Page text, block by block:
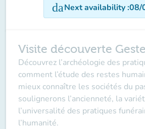
date_range
Next availability:08/
Visite découverte
Découvrez l’archéologie des
comment l’étude des restes
mieux connaître les sociétés du
soulignerons l’ancienneté, la
l’universalité des pratiques
l’humanité.